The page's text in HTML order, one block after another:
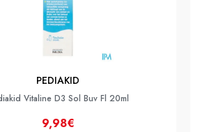
PEDIAKID
Vitaline D3 Sol Buv Fl 20ml
9,98€